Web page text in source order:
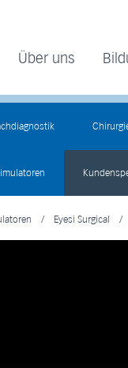
Über uns
/ Eyesi Surgical /